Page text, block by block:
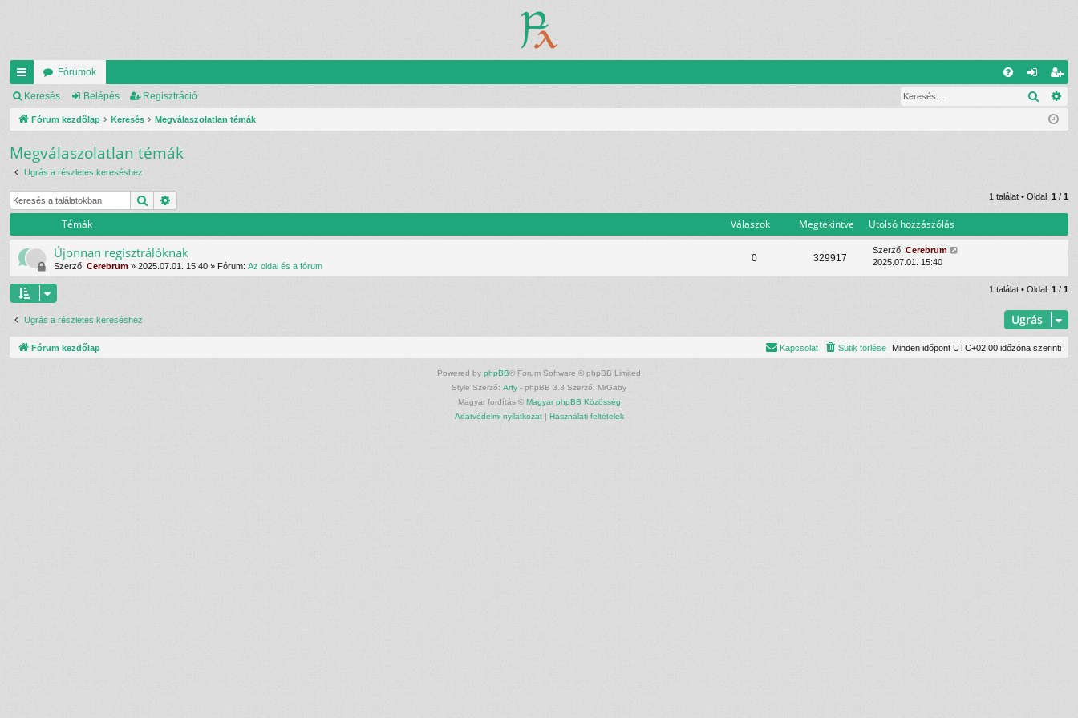
yo
rs
ke
k
Fórumok
el eg
is
ió
Keresés Belépés Regisztráció
Fórum kezdőlap Keresés Megválaszolatlan témák
Megválaszolatlan témák
Ugrás a részletes kereséshez
Keresés 1 találat • Oldal: 1 / 1
Témák Válaszok Megtekintve Utolsó hozzászólás
Újonnan regisztrálóknak
Szerző: Cerebrum » 2025.07.01. 15:40 » Fórum: Az oldal és a fórum
0 329917
Szerző: Cerebrum
2025.07.01. 15:40
1 találat • Oldal: 1 / 1
Ugrás a részletes kereséshez Ugrás
Fórum kezdőlap Minden időpont UTC+02:00 időzóna szerinti
Sütik törlése
Kapcsolat
Powered by phpBB® Forum Software © phpBB Limited
Style Szerző: Arty - phpBB 3.3 Szerző: MrGaby
Magyar fordítás © Magyar phpBB Közösség
Adatvédelmi nyilatkozat| Használati feltételek